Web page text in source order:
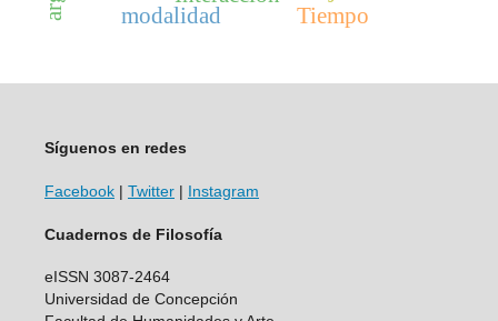
Tiempo
modalidad
Síguenos en redes
Facebook | Twitter | Instagram
Cuadernos de Filosofía
eISSN 3087-2464
Universidad de Concepción